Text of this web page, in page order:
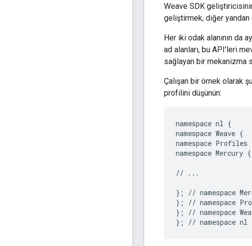
Weave SDK
geliştirmek, diğer yandan
Her iki odak alanının da
ad alanları, bu API'leri
sağlayan bir mekanizma
Çalışan bir örnek olarak
profilini düşünün:
namespace nl {
namespace Weave {
namespace Profiles
namespace Mercury {
// ...
}; // namespace
}; // namespace
}; // namespace
}; // namespace nl